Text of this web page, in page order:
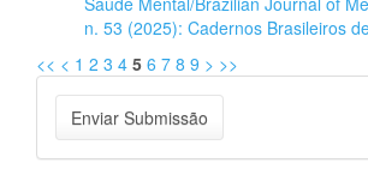
n. 53 (2025): Cadernos Brasileiros
<< < 1 2 3 4 5 6 7 8 9 > >>
Enviar
Submissão
Enviar Submissão